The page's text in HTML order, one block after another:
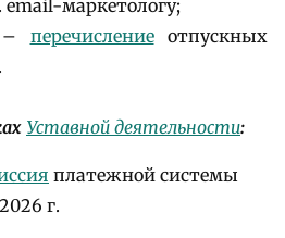
маркетологу;
– перечислениеотпускных
Уставной деятельности:
платежной системы
г.